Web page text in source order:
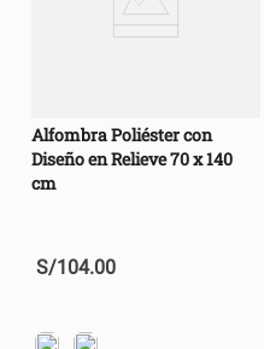
Alfombra Poliéster con
Diseño en Relieve 70 x 140
cm
S/104.00